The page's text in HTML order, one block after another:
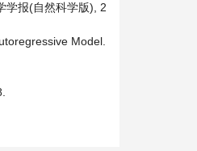
学报(自然科学版), 2
Model.